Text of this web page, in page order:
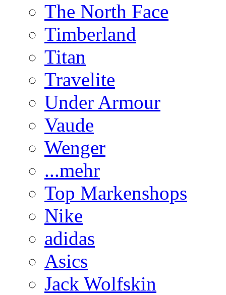
The North Face
Timberland
Titan
Travelite
Under Armour
Vaude
Wenger
...mehr
Top Markenshops
Nike
adidas
Asics
Jack Wolfskin